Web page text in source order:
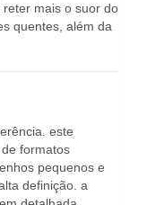
mais o suor do
quentes, além da
este
formatos
pequenos e
definição. a